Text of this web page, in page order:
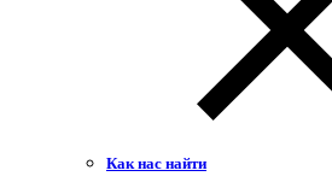
Как нас найти